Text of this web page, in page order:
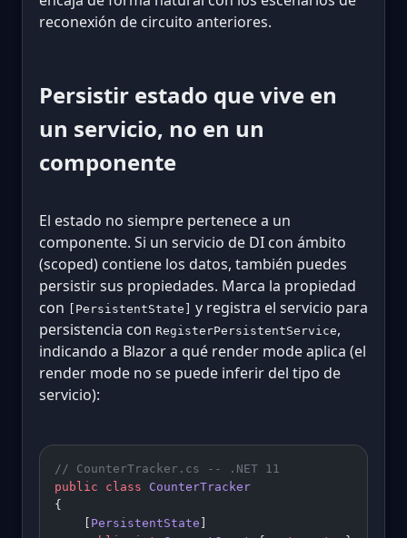
reconexión de circuito anteriores.
Persistir estado que vive en
un servicio, no en un
componente
El estado no siempre pertenece a un
componente. Si un servicio de DI con ámbito
(scoped) contiene los datos, también puedes
persistir sus propiedades. Marca la propiedad
con [PersistentState] y registra el servicio para
persistencia con RegisterPersistentService,
indicando a Blazor a qué render mode aplica (el
render mode no se puede inferir del tipo de
servicio):
// CounterTracker.cs -- .NET 11
public class CounterTracker
{
    [
PersistentState ]